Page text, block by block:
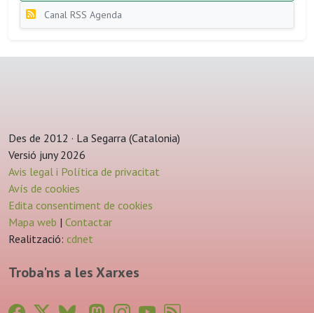
Canal RSS Agenda
Des de 2012 · La Segarra (Catalonia)
Versió juny 2026
Avis legal i Política de privacitat
Avís de cookies
Edita consentiment de cookies
Mapa web | Contactar
Realització: cdnet
Troba'ns a les Xarxes